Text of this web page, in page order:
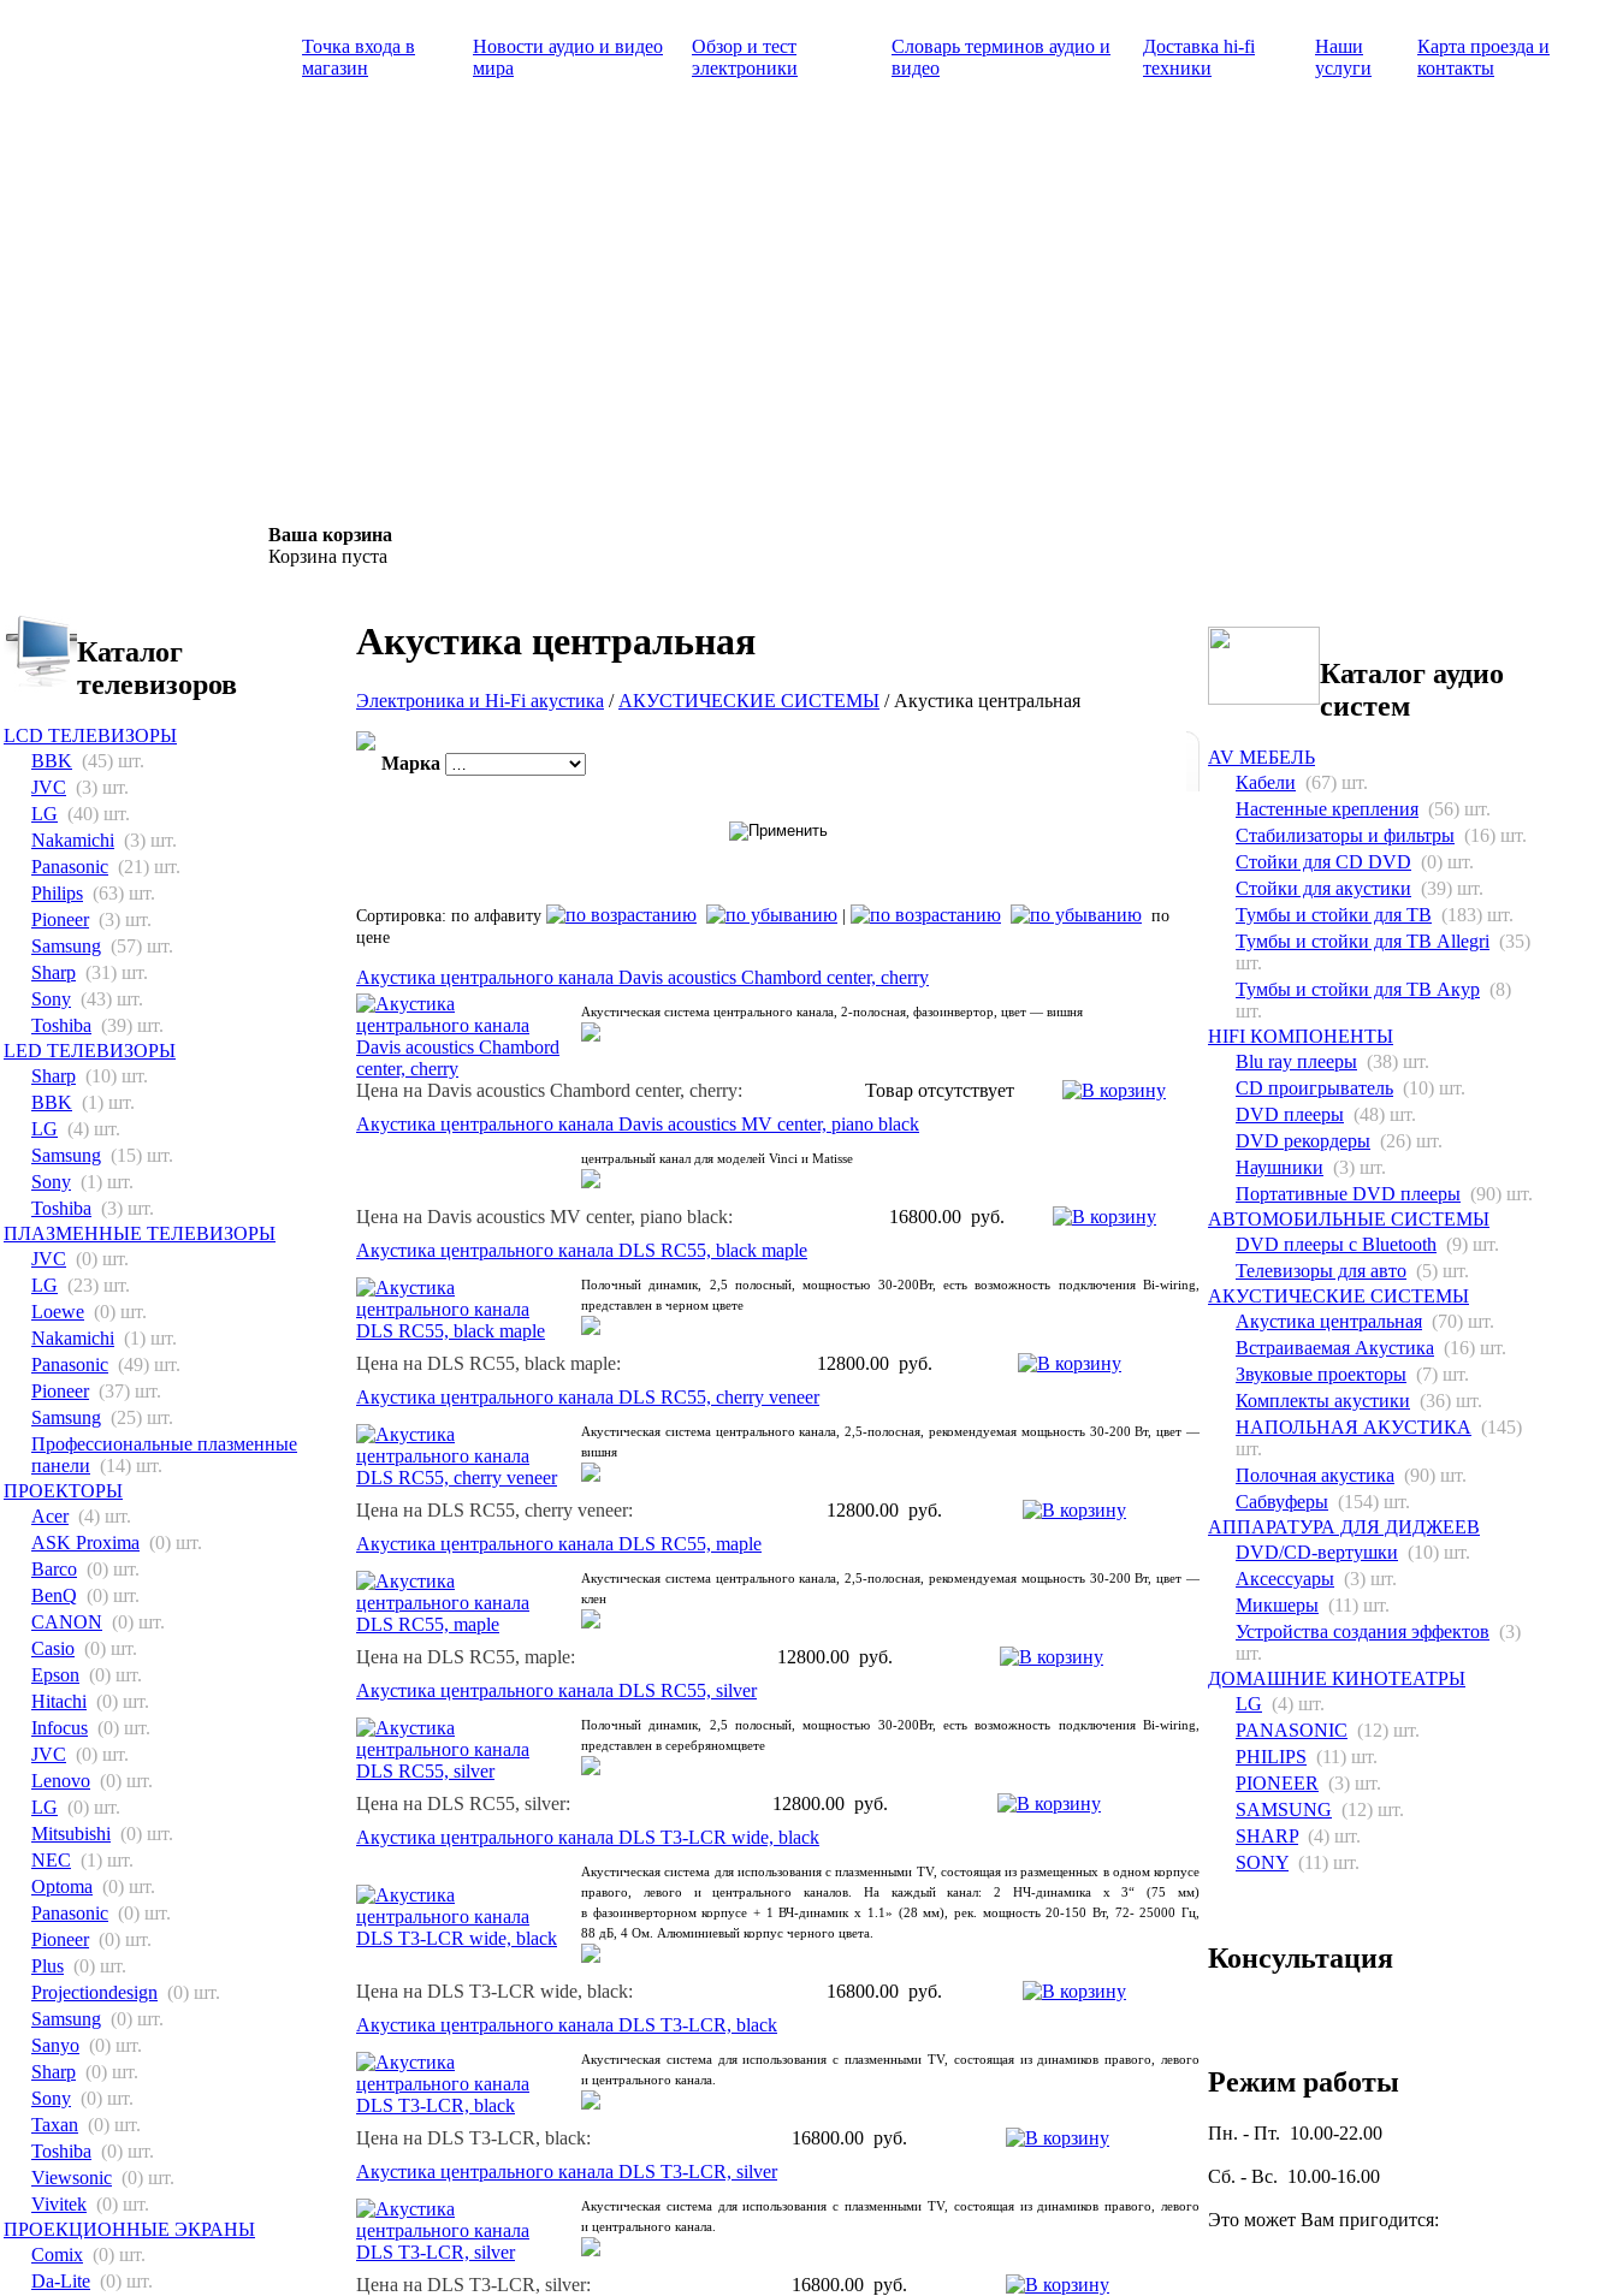
Точка входа в
магазин
Новости аудио и видео
мира
Обзор и тест
электроники
Словарь терминов аудио и
видео
Доставка hi-fi
техники
Наши
услуги
Карта проезда и
контакты
Ваша корзина
Корзина пуста
Каталог
телевизоров
LCD ТЕЛЕВИЗОРЫ
BBK (45) шт.
JVC (3) шт.
LG (40) шт.
Nakamichi (3) шт.
Panasonic (21) шт.
Philips (63) шт.
Pioneer (3) шт.
Samsung (57) шт.
Sharp (31) шт.
Sony (43) шт.
Toshiba (39) шт.
LED ТЕЛЕВИЗОРЫ
Sharp (10) шт.
BBK (1) шт.
LG (4) шт.
Samsung (15) шт.
Sony (1) шт.
Toshiba (3) шт.
ПЛАЗМЕННЫЕ ТЕЛЕВИЗОРЫ
JVC (0) шт.
LG (23) шт.
Loewe (0) шт.
Nakamichi (1) шт.
Panasonic (49) шт.
Pioneer (37) шт.
Samsung (25) шт.
Профессиональные плазменные
панели (14) шт.
ПРОЕКТОРЫ
Acer (4) шт.
ASK Proxima (0) шт.
Barco (0) шт.
BenQ (0) шт.
CANON (0) шт.
Casio (0) шт.
Epson (0) шт.
Hitachi (0) шт.
Infocus (0) шт.
JVC (0) шт.
Lenovo (0) шт.
LG (0) шт.
Mitsubishi (0) шт.
NEC (1) шт.
Optoma (0) шт.
Panasonic (0) шт.
Pioneer (0) шт.
Plus (0) шт.
Projectiondesign (0) шт.
Samsung (0) шт.
Sanyo (0) шт.
Sharp (0) шт.
Sony (0) шт.
Taxan (0) шт.
Toshiba (0) шт.
Viewsonic (0) шт.
Vivitek (0) шт.
ПРОЕКЦИОННЫЕ ЭКРАНЫ
Comix (0) шт.
Da-Lite (0) шт.
Акустика центральная
Электроника и Hi-Fi акустика / АКУСТИЧЕСКИЕ СИСТЕМЫ / Акустика центральная
Марка
Сортировка: по алфавиту
по
цене
Акустика центрального канала Davis acoustics Chambord center, cherry
Акустическая система центрального канала, 2-полосная, фазоинвертор, цвет — вишня
Цена на Davis acoustics Chambord center, cherry:
Товар отсутствует
Акустика центрального канала Davis acoustics MV center, piano black
центральный канал для моделей Vinci и Matisse
Цена на Davis acoustics MV center, piano black:
16800.00 руб.
Акустика центрального канала DLS RC55, black maple
Полочный динамик, 2,5 полосный, мощностью 30-200Вт, есть возможность подключения Bi-wiring,
представлен в черном цвете
Цена на DLS RC55, black maple:
12800.00 руб.
Акустика центрального канала DLS RC55, cherry veneer
Акустическая система центрального канала, 2,5-полосная, рекомендуемая мощьность 30-200 Вт, цвет —
вишня
Цена на DLS RC55, cherry veneer:
12800.00 руб.
Акустика центрального канала DLS RC55, maple
Акустическая система центрального канала, 2,5-полосная, рекомендуемая мощьность 30-200 Вт, цвет —
клен
Цена на DLS RC55, maple:
12800.00 руб.
Акустика центрального канала DLS RC55, silver
Полочный динамик, 2,5 полосный, мощностью 30-200Вт, есть возможность подключения Bi-wiring,
представлен в серебряномцвете
Цена на DLS RC55, silver:
12800.00 руб.
Акустика центрального канала DLS T3-LCR wide, black
Aкустическая система для использования с плазменными TV, состоящая из размещенных в одном корпусе
правого, левого и центрального каналов. На каждый канал: 2 НЧ-динамика х 3“
(75
мм)
в фазоинверторном корпусе + 1 ВЧ-динамик х 1.1» (28 мм), рек. мощность 20-150 Вт, 72- 25000 Гц,
88 дБ, 4 Ом. Алюминиевый корпус черного цвета.
Цена на DLS T3-LCR wide, black:
16800.00 руб.
Акустика центрального канала DLS T3-LCR, black
Aкустическая система для использования с плазменными TV, состоящая из динамиков правого, левого
и центрального канала.
Цена на DLS T3-LCR, black:
16800.00 руб.
Акустика центрального канала DLS T3-LCR, silver
Aкустическая система для использования с плазменными TV, состоящая из динамиков правого, левого
и центрального канала.
Цена на DLS T3-LCR, silver:
16800.00 руб.
Каталог аудио
систем
AV МЕБЕЛЬ
Кабели (67) шт.
Настенные крепления (56) шт.
Стабилизаторы и фильтры (16) шт.
Стойки для CD DVD (0) шт.
Стойки для акустики (39) шт.
Тумбы и стойки для ТВ (183) шт.
Тумбы и стойки для ТВ Allegri (35)
шт.
Тумбы и стойки для ТВ Акур (8)
шт.
HIFI КОМПОНЕНТЫ
Blu ray плееры (38) шт.
CD проигрыватель (10) шт.
DVD плееры (48) шт.
DVD рекордеры (26) шт.
Наушники (3) шт.
Портативные DVD плееры (90) шт.
АВТОМОБИЛЬНЫЕ СИСТЕМЫ
DVD плееры с Bluetooth (9) шт.
Телевизоры для авто (5) шт.
АКУСТИЧЕСКИЕ СИСТЕМЫ
Акустика центральная (70) шт.
Встраиваемая Акустика (16) шт.
Звуковые проекторы (7) шт.
Комплекты акустики (36) шт.
НАПОЛЬНАЯ АКУСТИКА
(145)
шт.
Полочная акустика (90) шт.
Сабвуферы (154) шт.
АППАРАТУРА ДЛЯ ДИДЖЕЕВ
DVD/CD-вертушки (10) шт.
Аксессуары (3) шт.
Микшеры (11) шт.
Устройства создания эффектов (3)
шт.
ДОМАШНИЕ КИНОТЕАТРЫ
LG (4) шт.
PANASONIC (12) шт.
PHILIPS (11) шт.
PIONEER
(3) шт.
SAMSUNG (12) шт.
SHARP (4) шт.
SONY (11) шт.
Консультация
Режим работы
Пн. - Пт. 10.00-22.00
Сб. - Вс. 10.00-16.00
Это может Вам пригодится: